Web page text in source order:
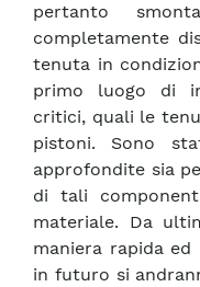
pertanto
completamente
tenuta in
primo luogo di
critici, quali le
pistoni. Sono
approfondite sia
di tali
materiale. Da
maniera rapida
in futuro si